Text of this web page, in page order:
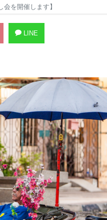
会を開催します】
LINE